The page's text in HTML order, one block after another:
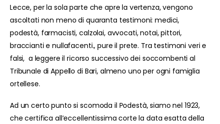
Lecce, per la sola parte che apre la vertenza, vengono
ascoltati non meno di quaranta testimoni: medici,
podestà, farmacisti, calzolai, avvocati, notai, pittori,
braccianti e nullafacenti., pure il prete. Tra testimoni veri e
falsi, a leggere il ricorso successivo dei soccombenti al
Tribunale di Appello di Bari, almeno uno per ogni famiglia
ortellese.
Ad un certo punto si scomoda il Podestà, siamo nel 1923,
che certifica all’eccellentissima corte la data esatta della